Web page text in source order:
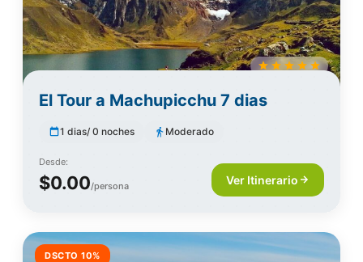
El Tour a Machupicchu 7 dias
1 dias/ 0 noches Moderado
Desde:
$0.00/persona Ver Itinerario
DSCTO 10%